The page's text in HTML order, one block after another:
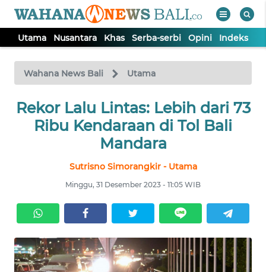
Utama Nusantara Khas Serba-serbi Opini Indeks
Wahana News Bali Utama
Rekor Lalu Lintas: Lebih dari 73
Ribu Kendaraan di Tol Bali
Mandara
Sutrisno Simorangkir - Utama
Minggu, 31 Desember 2023 - 11:05 WIB
TV
Tutup
UTAMA
SERBA-
SERBI
OPINI